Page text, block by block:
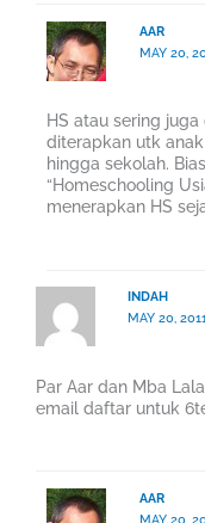
AAR
MAY 20,
HS atau sering
diterapkan utk
hingga sekolah.
“Homeschooling
menerapkan HS
INDAH
MAY 20,
Par Aar dan Mba
email daftar untuk
AAR